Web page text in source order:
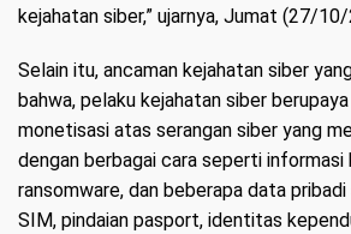
kejahatan siber,” ujarnya, Jumat (27/
Selain itu, ancaman kejahatan siber
bahwa, pelaku kejahatan siber
monetisasi atas serangan siber yang
dengan berbagai cara seperti
ransomware, dan beberapa data
SIM, pindaian pasport, identitas